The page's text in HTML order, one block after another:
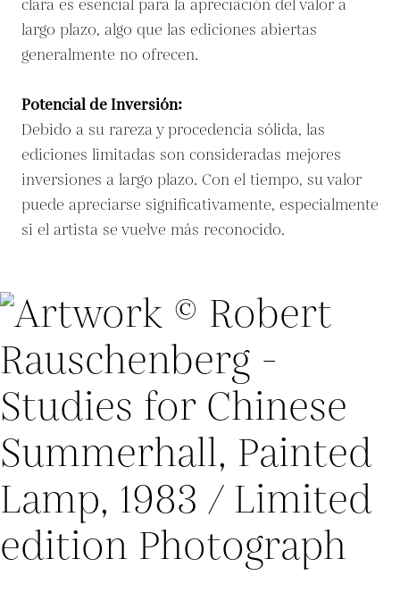
clara es esencial para la apreciación del valor a
largo plazo, algo que las ediciones abiertas
generalmente no ofrecen.
Potencial de Inversión:
Debido a su rareza y procedencia sólida, las
ediciones limitadas son consideradas mejores
inversiones a largo plazo. Con el tiempo, su valor
puede apreciarse significativamente, especialmente
si el artista se vuelve más reconocido.